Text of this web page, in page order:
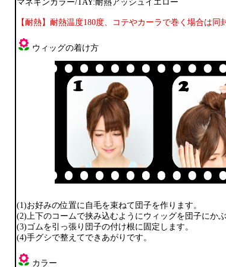
マネキンカラー/TAY:耐熱アッシュイエロー
【耐熱】耐熱温度180度、コテやカーラで巻く場合は
ウィッグの着け方
(1)お好みの位置に自毛を束ねて団子を作ります。
(2)上下のコームで挟み込むようにウィッグを団子にかぶ
(3)ゴムを引っ張り団子の付け根に固定します。
(4)手グシで整えてできあがりです。
カラー